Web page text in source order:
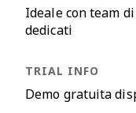
Ideale con team
dedicati
Demo gratuita